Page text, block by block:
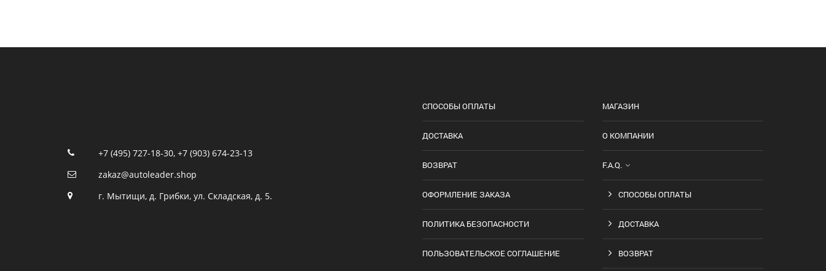
+7 (495) 727-18-30, +7 (903) 674-23-13
zakaz@autoleader.shop
г. Мытищи, д. Грибки, ул. Складская, д. 5.
СПОСОБЫ ОПЛАТЫ
ДОСТАВКА
ВОЗВРАТ
ОФОРМЛЕНИЕ ЗАКАЗА
ПОЛИТИКА БЕЗОПАСНОСТИ
ПОЛЬЗОВАТЕЛЬСКОЕ СОГЛАШЕНИЕ
МАГАЗИН
О КОМПАНИИ
F.A.Q.
СПОСОБЫ ОПЛАТЫ
ДОСТАВКА
ВОЗВРАТ